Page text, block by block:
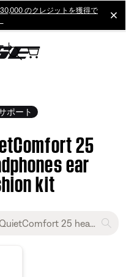
のクレジットを獲得で
ト
ポート
25
ear
kit